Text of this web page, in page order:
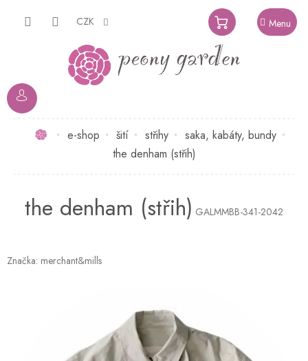
CZK
NÁKUPNÍ
KOŠÍK
Domůe-shop šití střihy
saka, kabáty, bundy
the denham (střih)
the denham (střih) GALMMBB-341-2042
Značka: merchant&mills